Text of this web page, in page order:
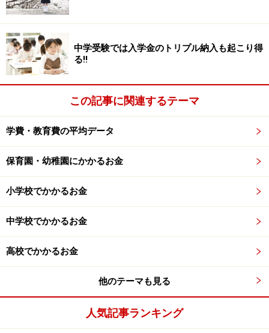
お子さんが小さい頃、転勤で1年間住んだイギリスで通
った小学校では、ほとんど集金がありませんでした。家
にあるモノで工作やバザーをし、みんなが持ち寄った文
房具で助け合って勉強をする経験をした後に帰国し、
「日本の教育にはなぜこんなにお金がかかるのか」と驚
いたそうです。また、身近にいた母子家庭の子どもが、
学年が上がるにつれて勉強が不得意になるのを目の当た
りに……。
最初は学習支援ではなく、大変なママの代わりに子ども
たちを預かったりしていたとのこと。そして、いまや年
る無料の学習会やキャリア教育、体験活動に参加してい
ます。
小学生から大学生までを対象に無料の学習
塾を運営
キッズドアでは教育格差を縮めるために、小学生から大
中学受験では入学金のトリプル納入も起こり得
る!!
この記事に関連するテーマ
学費・教育費の平均データ
保育園・幼稚園にかかるお金
小学校でかかるお金
中学校でかかるお金
高校でかかるお金
他のテーマも見る
人気記事ランキング